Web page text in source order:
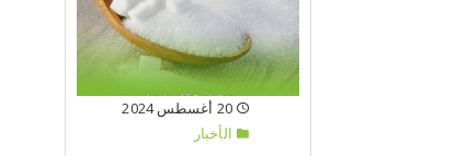
20 أغسطس 2024
الأخبار